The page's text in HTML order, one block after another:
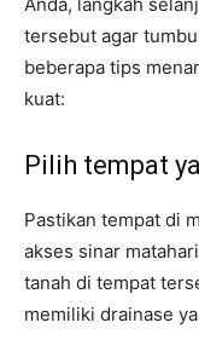
tersebut agar
beberapa tips
kuat:
Pilih tempat
Pastikan tempat di
akses sinar
tanah di tempat
memiliki drainase